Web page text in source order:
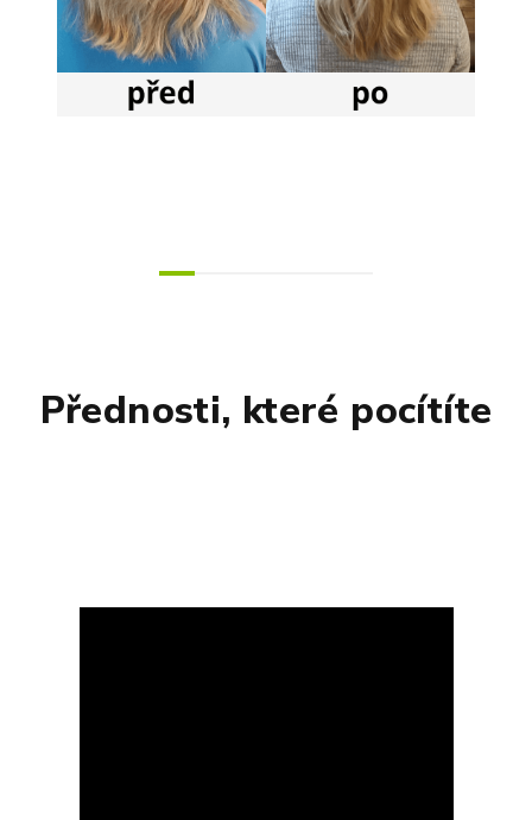
Přednosti, které pocítíte